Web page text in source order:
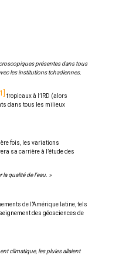
présentes dans tous
les institutions tchadiennes.
1
tropicaux à l’IRD (alors
dans tous les milieux
fois, les variations
sa carrière à l’étude des
qualité de l’eau. »
de l’Amérique latine, tels
des géosciences de
climatique, les pluies allaient